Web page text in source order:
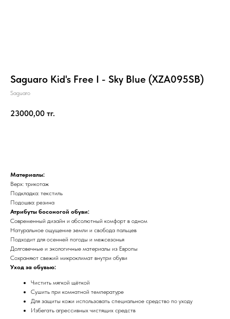
Saguaro Kid's Free I - Sky Blue (XZA095SB)
Saguaro
23000,00 тг.
Материалы:
Верх: трикотаж
Подкладка: текстиль
Подошва: резина
Атрибуты босоногой обуви:
Современный дизайн и абсолютный комфорт в одном
Натуральное ощущение земли и свобода пальцев
Подходит для осенней погоды и межсезонья
Долговечные и экологичные материалы из Европы
Сохраняют свежий микроклимат внутри обуви
Уход за обувью:
Чистить мягкой щёткой
Сушить при комнатной температуре
Для защиты кожи использовать специальное средство по уходу
Избегать агрессивных чистящих средств